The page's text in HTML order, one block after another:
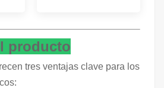
producto
tres ventajas clave para los